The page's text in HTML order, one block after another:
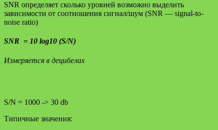
SNR определяет сколько уровней возможно выделить
зависимости от соотношения сигнал/шум (SNR — signal-to-
noise ratio)
SNR = 10 log10 (S/N)
Измеряется в децибелах
S/N = 1000 -> 30 db
Типичные значения: